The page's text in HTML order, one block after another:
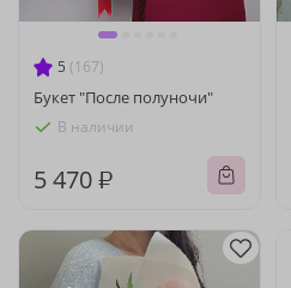
5 (167)
Букет "После полуночи"
В наличии
5 470 ₽